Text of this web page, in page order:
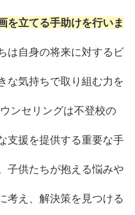
を立てる手助けを行いま
は自身の将来に対するビ
な気持ちで取り組む力を
ンセリングは不登校の
支援を提供する重要な手
子供たちが抱える悩みや
考え、解決策を見つける